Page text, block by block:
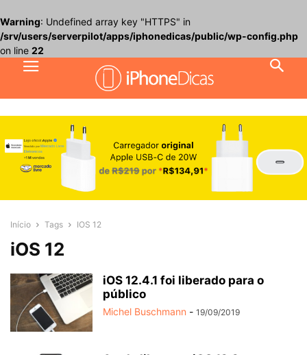
Warning: Undefined array key "HTTPS" in
/srv/users/serverpilot/apps/iphonedicas/public/wp-config.php
on line 22
Início Tags IOS 12
iOS 12
iOS 12.4.1 foi liberado para o
público
Michel Buschmann - 19/09/2019